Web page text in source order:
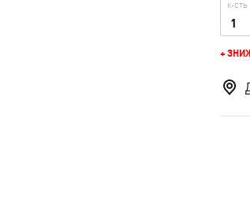
К-СТЬ
+